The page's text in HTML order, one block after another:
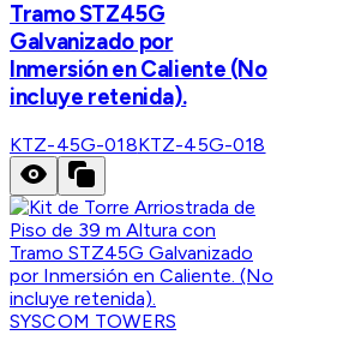
Tramo STZ45G
Galvanizado por
Inmersión en Caliente (No
incluye retenida).
KTZ-45G-018KTZ-45G-018
SYSCOM TOWERS